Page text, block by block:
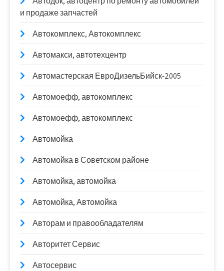
и продаже запчастей
Автокомплекс, Автокомплекс
Автомакси, автотехцентр
Автомастерская ЕвроДизельБийск-2005
Автомоефф, автокомплекс
Автомоефф, автокомплекс
Автомойка
Автомойка в Советском районе
Автомойка, автомойка
Автомойка, Автомойка
Авторам и правообладателям
Авторитет Сервис
Автосервис